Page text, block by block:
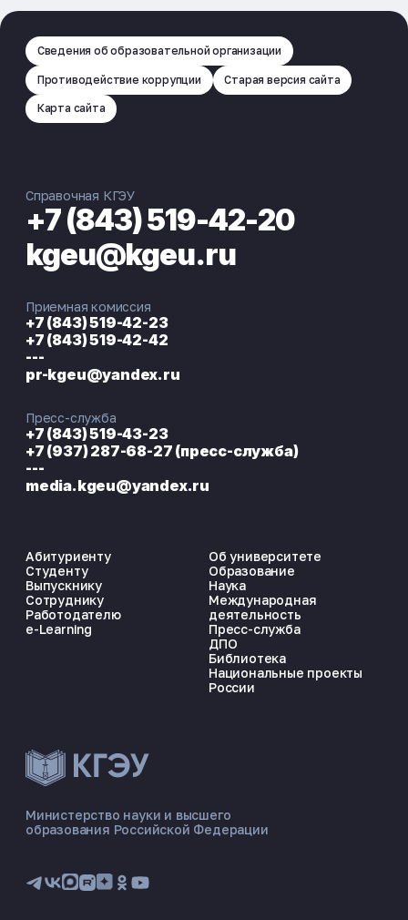
ЭНЕРГОКОД — ПОМОЩНИК КГЭУ
📋 Приёмная комиссия
🏠 Общежитие
Сведения об образовательной организации
Противодействие коррупции Старая версия сайта
Карта сайта
Министерство науки и высшего
образования Российской Федерации
Абитуриенту
Студенту
Выпускнику
Сотруднику
Работодателю
e-Learning
Об университете
Образование
Наука
Международная
деятельность
Пресс-служба
ДПО
Библиотека
Национальные проекты
России
Справочная КГЭУ
+7 (843) 519-42-20
kgeu@kgeu.ru
Приемная комиссия
+7 (843) 519-42-23
+7 (843) 519-42-42
---
pr-kgeu@yandex.ru
Пресс-служба
+7 (843) 519-43-23
+7 (937) 287-68-27 (пресс-служба)
---
media.kgeu@yandex.ru